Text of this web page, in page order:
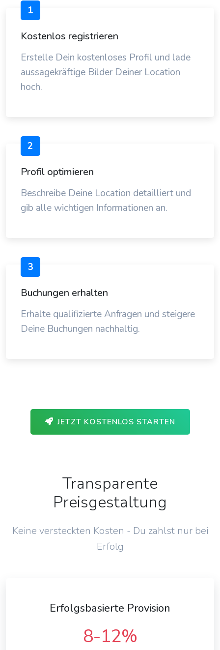
1
Kostenlos registrieren
Erstelle Dein kostenloses Profil und lade
aussagekräftige Bilder Deiner Location
hoch.
2
Profil optimieren
Beschreibe Deine Location detailliert und
gib alle wichtigen Informationen an.
3
Buchungen erhalten
Erhalte qualifizierte Anfragen und steigere
Deine Buchungen nachhaltig.
JETZT KOSTENLOS STARTEN
Transparente
Preisgestaltung
Keine versteckten Kosten - Du zahlst nur bei
Erfolg
Erfolgsbasierte Provision
8-12%